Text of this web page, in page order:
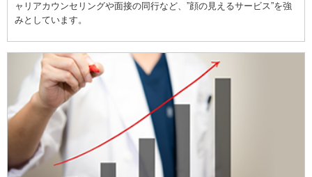
ャリアカウンセリングや面接の同行など、”顔の見えるサービス”を強
みとしています。